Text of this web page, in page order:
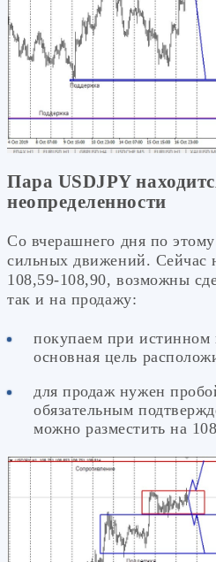
Пара USDJPY
неопределенности
Со вчерашнего дня по
сильных движений. Сейчас
108,59-108,90, возможны
так и на продажу:
покупаем при истинном
основная цель
для продаж нужен
обязательным
можно разместить на